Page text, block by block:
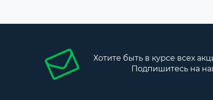
Хотите быть в курсе всех
Подпишитесь на